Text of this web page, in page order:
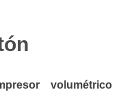
volumétrico